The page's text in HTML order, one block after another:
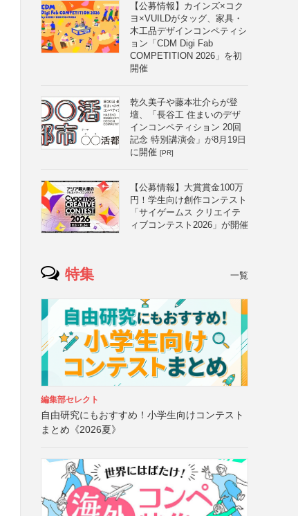
【公募情報】カインズ×コク
ヨ×VUILDがタッグ、家具・
木工品デザインコンペティシ
ョン「CDM Digi Fab
COMPETITION 2026」を初
開催
乾久美子や藤本壮介らが登
壇、「長谷工 住まいのデザ
インコンペティション 20回
記念 特別講演会」が8月19日
に開催 [PR]
【公募情報】大賞賞金100万
円！学生向け創作コンテスト
「サイゲームス クリエイテ
ィブコンテスト2026」が開催
特集 一覧
編集部セレクト
自由研究にもおすすめ！小学生向けコンテスト
まとめ《2026夏》